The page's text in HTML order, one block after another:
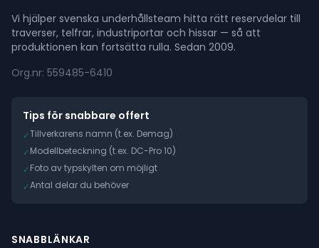
Vi hjälper svenska underhållsteam hitta rätt reservdelar till
traverser, telfrar, industriportar och hissar — så att
produktionen kan fortsätta rulla. Sedan 2009.
Org.nr: 559485-6410
Tips för snabbare offert
✓Tillverkarens namn (t.ex. Demag)
✓Modellbeteckning (t.ex. DC-Pro 10)
✓Foto av typskylten om möjligt
✓Antal delar du behöver
SNABBLÄNKAR